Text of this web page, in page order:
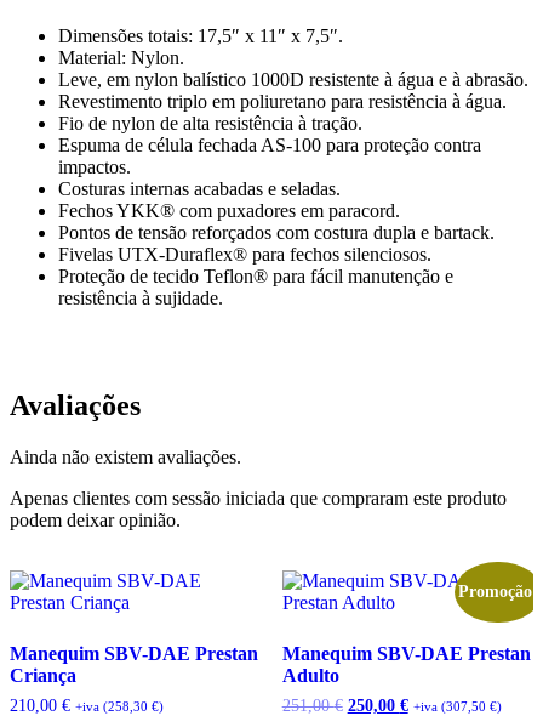
Dimensões totais: 17,5″ x 11″ x 7,5″.
Material: Nylon.
Leve, em nylon balístico 1000D resistente à água e à abrasão.
Revestimento triplo em poliuretano para resistência à água.
Fio de nylon de alta resistência à tração.
Espuma de célula fechada AS-100 para proteção contra
impactos.
Costuras internas acabadas e seladas.
Fechos YKK® com puxadores em paracord.
Pontos de tensão reforçados com costura dupla e bartack.
Fivelas UTX-Duraflex® para fechos silenciosos.
Proteção de tecido Teflon® para fácil manutenção e
resistência à sujidade.
Avaliações
Ainda não existem avaliações.
Apenas clientes com sessão iniciada que compraram este produto
podem deixar opinião.
Manequim SBV-DAE Prestan
Criança
210,00 € +iva (258,30 €)
Promoção!
Manequim SBV-DAE Prestan
Adulto
251,00€ O
250,00 €O+iva (307,50 €)